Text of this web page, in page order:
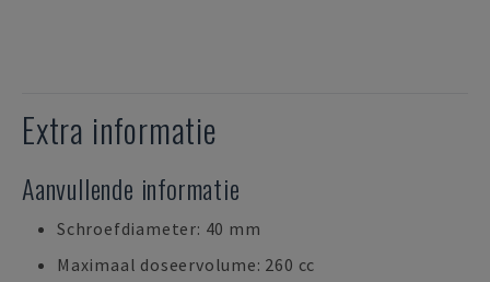
Extra informatie
Aanvullende informatie
Schroefdiameter: 40 mm
Maximaal doseervolume: 260 cc